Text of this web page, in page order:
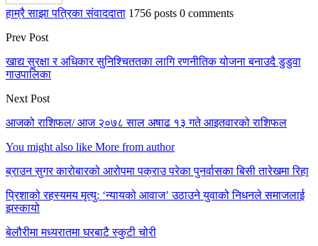
हाम्रै साझा पत्रिका संवाददाता 1756 posts 0 comments
Prev Post
खाद्य सुरक्षा र अधिकार सुनिश्चिततका लागि रणनीतिक योजना बनाउदै डुडुवा
गाउपालिका
Next Post
आजको राशिफल/ आज २०७८ साल अषाढ १३ गते आइतवारको राशिफल
You might also like More from author
ब्राउन सुगर कारोबारको आरोपमा पक्राउ परेका पुनर्वासका बिसी तारेखमा रिहा
प्रिशाको रहस्यमय मृत्यु: ‘न्यायको आवाज’ उठाउने युवाको निधनले समाजलाई
झस्कायो
बेलौरीमा मध्यरातमा घरबाटै स्कुटी चोरी